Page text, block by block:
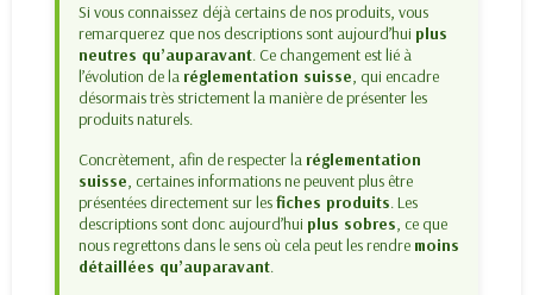
Si vous connaissez déjà certains de nos produits, vous
remarquerez que nos descriptions sont aujourd’hui plus
neutres qu’auparavant. Ce changement est lié à
l’évolution de la réglementation suisse, qui encadre
désormais très strictement la manière de présenter les
produits naturels.
Concrètement, afin de respecter la réglementation
suisse, certaines informations ne peuvent plus être
présentées directement sur lesfiches produits. Les
descriptions sont donc aujourd’hui plus sobres, ce que
nous regrettons dans le sens où cela peut les rendre moins
détaillées qu’auparavant.